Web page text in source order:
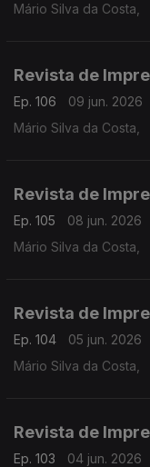
Mário Silva da Costa,
Revista de
Ep. 106
09 jun. 2026
Mário Silva da Costa,
Revista de
Ep. 105
08 jun. 2026
Mário Silva da Costa,
Revista de
Ep. 104
05 jun. 2026
Mário Silva da Costa,
Revista de
Ep. 103
04 jun. 2026